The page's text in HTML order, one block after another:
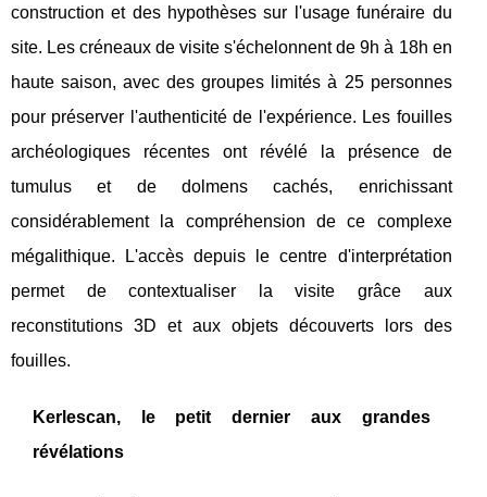
construction et des hypothèses sur l'usage funéraire du
site. Les créneaux de visite s'échelonnent de 9h à 18h en
haute saison, avec des groupes limités à 25 personnes
pour préserver l'authenticité de l'expérience. Les fouilles
archéologiques récentes ont révélé la présence de
tumulus et de dolmens cachés, enrichissant
considérablement la compréhension de ce complexe
mégalithique. L'accès depuis le centre d'interprétation
permet de contextualiser la visite grâce aux
reconstitutions 3D et aux objets découverts lors des
fouilles.
Kerlescan, le petit dernier aux grandes
révélations